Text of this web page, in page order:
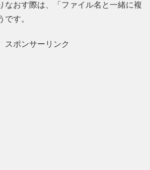
なおす際は、「ファイル名と一緒に複
です。
スポンサーリンク